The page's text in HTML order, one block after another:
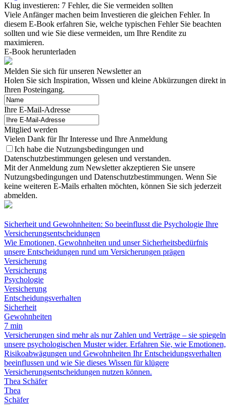
Klug investieren: 7 Fehler, die Sie vermeiden sollten
Viele Anfänger machen beim Investieren die gleichen Fehler. In
diesem E-Book erfahren Sie, welche typischen Fehler Sie beachten
sollten und wie Sie diese vermeiden, um Ihre Rendite zu
maximieren.
E-Book herunterladen
Melden Sie sich für unseren Newsletter an
Holen Sie sich Inspiration, Wissen und kleine Abkürzungen direkt in
Ihren Posteingang.
Ihre E-Mail-Adresse
Mitglied werden
Vielen Dank für Ihr Interesse und Ihre Anmeldung
Ich habe die Nutzungsbedingungen und
Datenschutzbestimmungen gelesen und verstanden.
Mit der Anmeldung zum Newsletter akzeptieren Sie unsere
Nutzungsbedingungen und Datenschutzbestimmungen. Wenn Sie
keine weiteren E-Mails erhalten möchten, können Sie sich jederzeit
abmelden.
Sicherheit und Gewohnheiten: So beeinflusst die Psychologie Ihre
Versicherungsentscheidungen
Wie Emotionen, Gewohnheiten und unser Sicherheitsbedürfnis
unsere Entscheidungen rund um Versicherungen prägen
Versicherung
Versicherung
Psychologie
Versicherung
Entscheidungsverhalten
Sicherheit
Gewohnheiten
7 min
Versicherungen sind mehr als nur Zahlen und Verträge – sie spiegeln
unsere psychologischen Muster wider. Erfahren Sie, wie Emotionen,
Risikoabwägungen und Gewohnheiten Ihr Entscheidungsverhalten
beeinflussen und wie Sie dieses Wissen für klügere
Versicherungsentscheidungen nutzen können.
Thea Schäfer
Thea
Schäfer